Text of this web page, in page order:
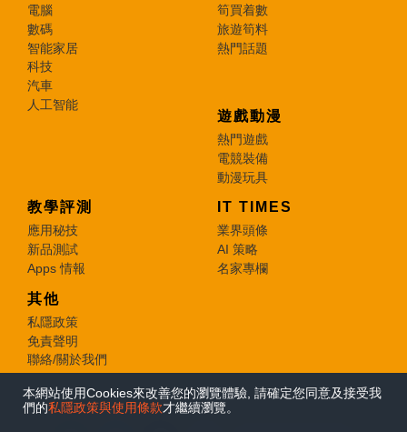
本網站使用Cookies來改善您的瀏覽體驗, 請確定您同意及接受我
們的私隱政策與使用條款才繼續瀏覽。
電腦
數碼
智能家居
科技
汽車
人工智能
筍買着數
旅遊筍料
熱門話題
遊戲動漫
熱門遊戲
電競裝備
動漫玩具
教學評測
應用秘技
新品測試
Apps 情報
IT TIMES
業界頭條
AI 策略
名家專欄
其他
私隱政策
免責聲明
聯絡/關於我們
© 2026 e-zone. All Rights Reserved.